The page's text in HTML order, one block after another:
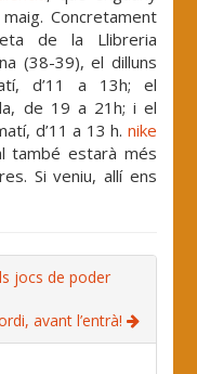
Concretament
de la Llibreria
(38-39), el dilluns
d’11 a 13h; el
de 19 a 21h; i el
d’11 a 13 h. nike
també estarà més
Si veniu, allí ens
jocs de poder
avant l’entrà!